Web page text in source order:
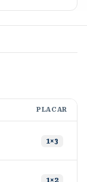
PLACAR
1×3
1×2